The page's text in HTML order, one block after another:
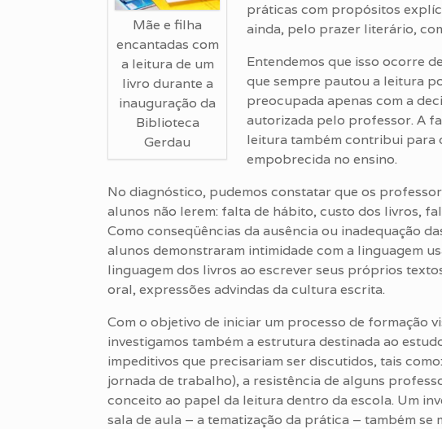
Mãe e filha
encantadas com
a leitura de um
livro durante a
inauguração da
Biblioteca
Gerdau
práticas com propósitos
ainda, pelo prazer literário,
Entendemos que isso ocorre
que sempre pautou a leitura
preocupada apenas com a
autorizada pelo professor. A
leitura também contribui para
empobrecida no ensino.
No diagnóstico, pudemos constatar que os
alunos não lerem: falta de hábito, custo dos livros,
Como conseqüências da ausência ou inadequação
alunos demonstraram intimidade com a linguagem
linguagem dos livros ao escrever seus próprios
oral, expressões advindas da cultura escrita.
Com o objetivo de iniciar um processo de formação
investigamos também a estrutura destinada ao
impeditivos que precisariam ser discutidos, tais
jornada de trabalho), a resistência de alguns
conceito ao papel da leitura dentro da escola. Um
sala de aula – a tematização da prática – também se